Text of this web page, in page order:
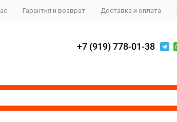
Гарантия и возврат Доставка и оплата
+7 (919) 778-01-38